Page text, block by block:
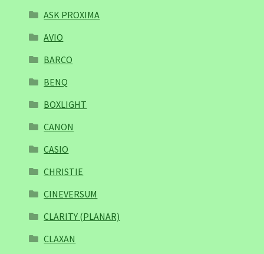
ASK PROXIMA
AVIO
BARCO
BENQ
BOXLIGHT
CANON
CASIO
CHRISTIE
CINEVERSUM
CLARITY (PLANAR)
CLAXAN